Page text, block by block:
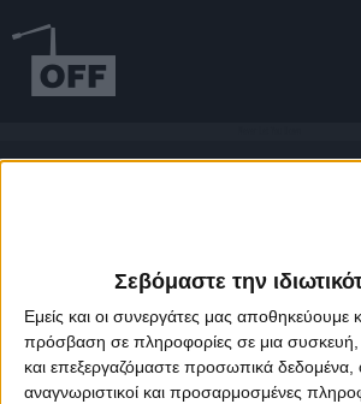
Σεβόμαστε την
Εμείς και οι συνεργάτες μας αποθηκεύουμε
πρόσβαση σε πληροφορίες σε μια
και επεξεργαζόμαστε προσωπικά δεδομένα,
αναγνωριστικοί και προσαρμοσμένες
About Offradio Business Class Terms &